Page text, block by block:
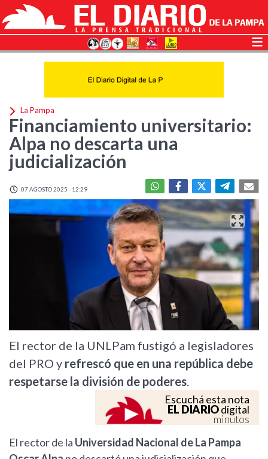
La Pampa
Financiamiento universitario:
Alpa no descarta una
judicialización
07 AGOSTO 2025 - 12:29
El rector de la UNLPam fustigó a legisladores
del PRO y refrescó que en una república debe
respetarse la división de poderes.
Escuchá esta nota
EL DIARIOdigital
minutos
El rector de la Universidad Nacional de La Pampa